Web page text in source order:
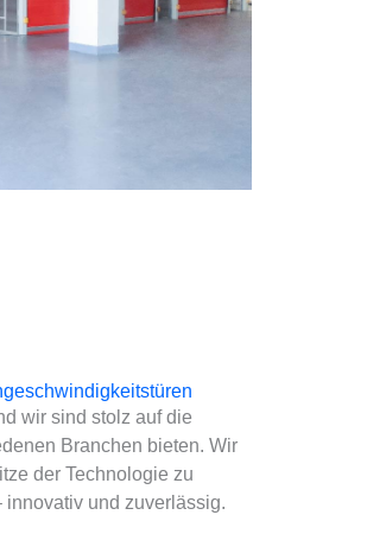
wir sind stolz auf die
Branchen bieten. Wir
der Technologie zu
und zuverlässig.